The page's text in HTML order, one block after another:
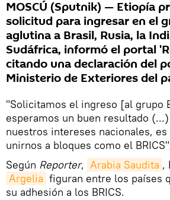
MOSCÚ (Sputnik) — Etiopía
solicitud para ingresar en el
aglutina a Brasil, Rusia, la
Sudáfrica, informó el portal
citando una declaración del
Ministerio de Exteriores del
"Solicitamos el ingreso [al grupo
esperamos un buen resultado
nuestros intereses nacionales,
unirnos a bloques como el
Según Reporter, Arabia Saudita ,
Argelia figuran entre los países
su adhesión a los BRICS.